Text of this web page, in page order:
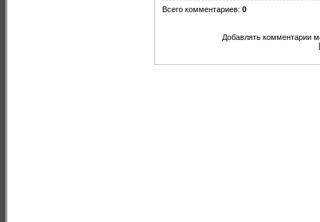
Всего комментариев: 0
Добавлять комментарии